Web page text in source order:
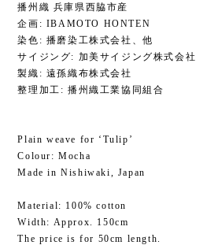
播州織 兵庫県西脇市産
企画: IBAMOTO HONTEN
染色: 播磨染工株式会社、他
サイジング: 加美サイジング株式会社
製織: 遠孫織布株式会社
整理加工: 播州織工業協同組合
Plain weave for ‘Tulip ’
Colour: Mocha
Made in Nishiwaki, Japan
Material: 100% cotton
Width: Approx. 150cm
The price is for 50cm length.